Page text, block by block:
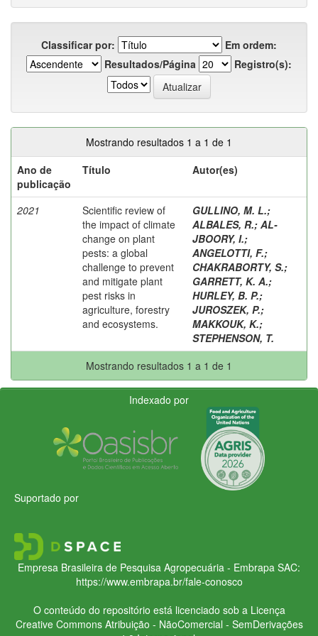
Classificar por:
Em ordem:
Resultados/Página
Registro(s):
Mostrando resultados 1 a 1 de 1
Ano de
publicação
Título Autor(es)
2021
Scientific review of
the impact of climate
change on plant
pests: a global
challenge to prevent
and mitigate plant
pest risks in
agriculture, forestry
and ecosystems.
GULLINO, M. L.;
ALBALES, R.; AL-
JBOORY, I.;
ANGELOTTI, F.;
CHAKRABORTY, S.;
GARRETT, K. A.;
HURLEY, B. P.;
JUROSZEK, P.;
MAKKOUK, K.;
STEPHENSON, T.
Mostrando resultados 1 a 1 de 1
Indexado por
Suportado por
Empresa Brasileira de Pesquisa Agropecuária - Embrapa SAC:
https://www.embrapa.br/fale-conosco
O conteúdo do repositório está licenciado sob a Licença
Creative CommonsAtribuição - NãoComercial - SemDerivações